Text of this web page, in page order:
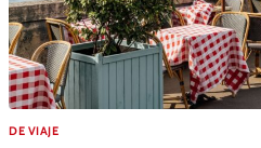
DE VIAJE